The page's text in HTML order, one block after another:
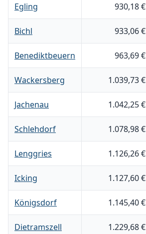
Egling 930,18 €
Bichl 933,06 €
Benediktbeuern 963,69 €
Wackersberg 1.039,73 €
Jachenau 1.042,25 €
Schlehdorf 1.078,98 €
Lenggries 1.126,26 €
Icking 1.127,60 €
Königsdorf 1.145,40 €
Dietramszell 1.229,68 €